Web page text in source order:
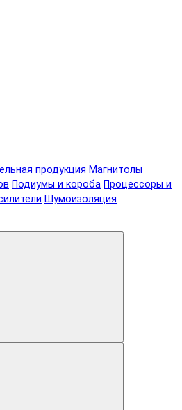
продукция Магнитолы
Подиумы и короба Процессоры и
Шумоизоляция